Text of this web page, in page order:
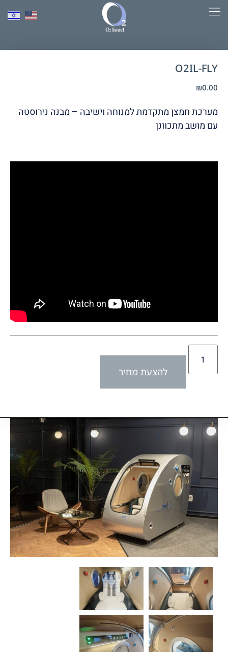
O2IL-FLY
₪0.00
מערכת חמצן מתקדמת למנוחה וישיבה – מבנה נירוסטה
עם מושב מתכוונן
להצעת מחיר